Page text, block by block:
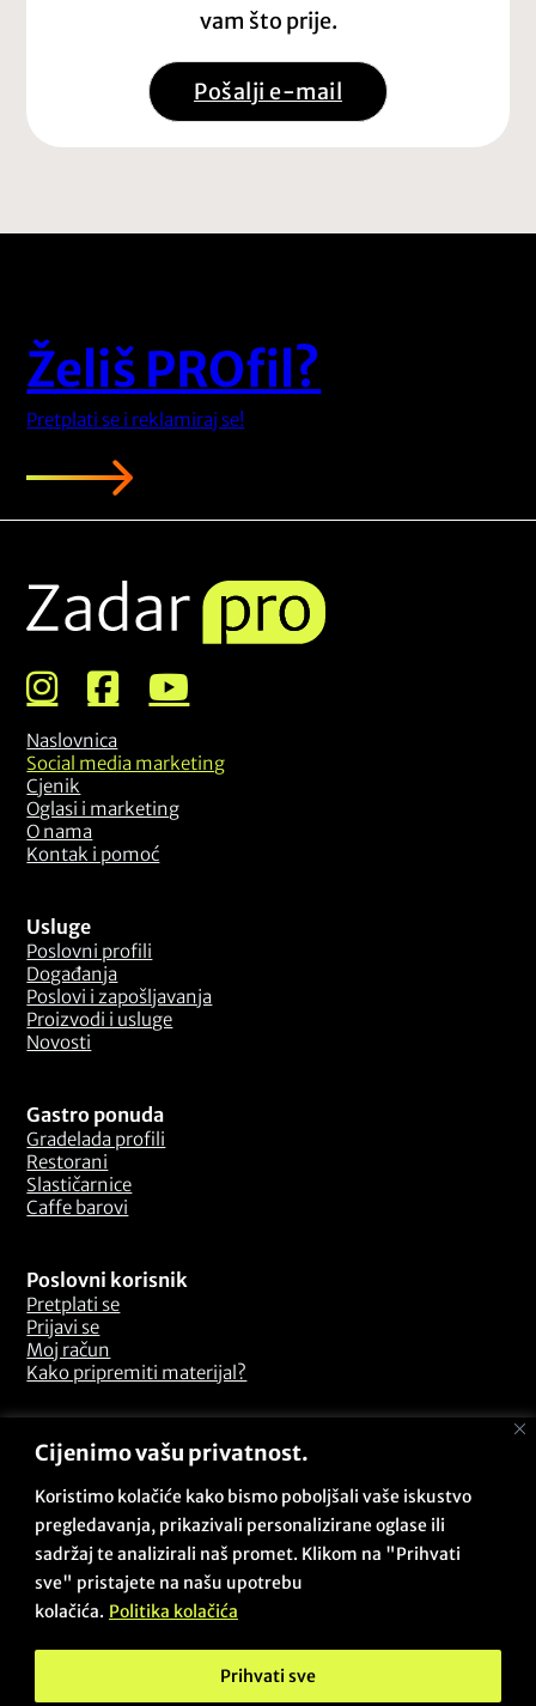
Cijenimo vašu privatnost.
Koristimo kolačiće kako bismo poboljšali vaše iskustvo
pregledavanja, prikazivali personalizirane oglase ili
sadržaj te analizirali naš promet. Klikom na "Prihvati
sve" pristajete na našu upotrebu
kolačića. Politika kolačića
Prihvati sve
vam što prije.
Pošalji e-mail
Želiš PROfil?
Pretplati se i reklamiraj se!
Naslovnica
Social media marketing
Cjenik
Oglasi i marketing
O nama
Kontak i pomoć
Usluge
Poslovni profili
Događanja
Poslovi i zapošljavanja
Proizvodi i usluge
Novosti
Gastro ponuda
Gradelada profili
Restorani
Slastičarnice
Caffe barovi
Poslovni korisnik
Pretplati se
Prijavi se
Moj račun
Kako pripremiti materijal?
Odredbe i uvjeti
Pitanja i odgovori
Opći uvjeti poslovanja
Sigurnosna politika
Politika kolačića
Politika privatnosti
Povrati i reklamacije
Copyright © 2026 - Beta Zadar PRO / Sva prava pridržana /